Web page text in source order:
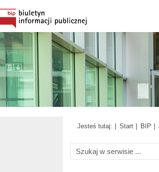
Jesteś tutaj: Start BIP